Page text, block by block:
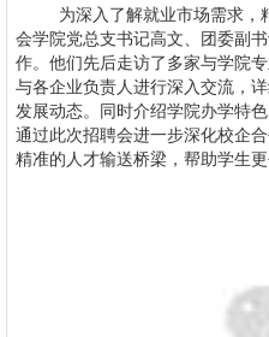
为深入了解就业市场需求，
会学院党总支书记高文、团委副
作。他们先后走访了多家与学院
与各企业负责人进行深入交流，
发展动态。同时介绍学院办学特
通过此次招聘会进一步深化校企
精准的人才输送桥梁，帮助学生